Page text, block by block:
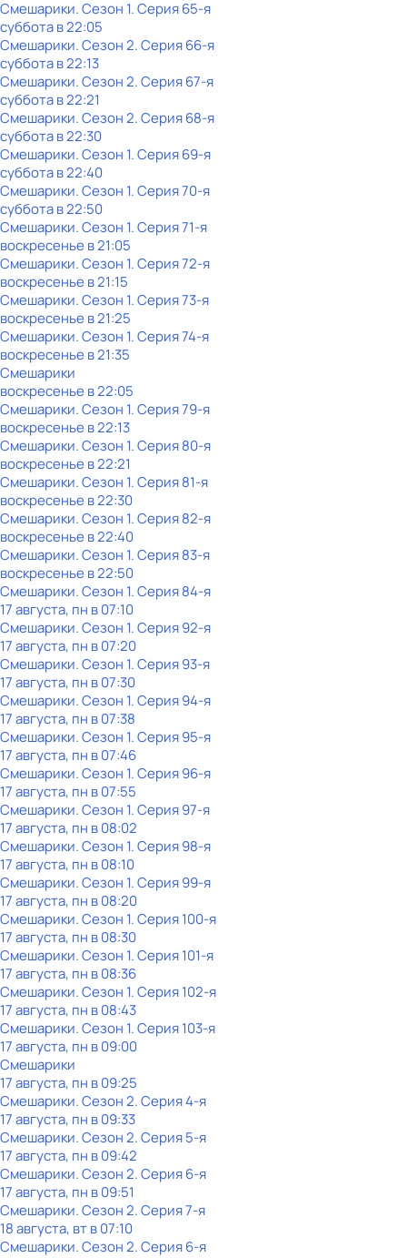
Смешарики. Сезон 1. Серия 65-я
субботав22:05
Смешарики. Сезон 2. Серия 66-я
субботав22:13
Смешарики. Сезон 2. Серия 67-я
субботав22:21
Смешарики. Сезон 2. Серия 68-я
субботав22:30
Смешарики. Сезон 1. Серия 69-я
субботав22:40
Смешарики. Сезон 1. Серия 70-я
субботав22:50
Смешарики. Сезон 1. Серия 71-я
воскресенье в21:05
Смешарики. Сезон 1. Серия 72-я
воскресенье в21:15
Смешарики. Сезон 1. Серия 73-я
воскресенье в21:25
Смешарики. Сезон 1. Серия 74-я
воскресенье в21:35
Смешарики
воскресенье в22:05
Смешарики. Сезон 1. Серия 79-я
воскресенье в22:13
Смешарики. Сезон 1. Серия 80-я
воскресенье в22:21
Смешарики. Сезон 1. Серия 81-я
воскресенье в22:30
Смешарики. Сезон 1. Серия 82-я
воскресенье в22:40
Смешарики. Сезон 1. Серия 83-я
воскресенье в22:50
Смешарики. Сезон 1. Серия 84-я
17 августа, пн в 07:10
Смешарики. Сезон 1. Серия 92-я
17 августа, пн в 07:20
Смешарики. Сезон 1. Серия 93-я
17 августа, пн в 07:30
Смешарики. Сезон 1. Серия 94-я
17 августа, пн в 07:38
Смешарики. Сезон 1. Серия 95-я
17 августа, пн в 07:46
Смешарики. Сезон 1. Серия 96-я
17 августа, пн в 07:55
Смешарики. Сезон 1. Серия 97-я
17 августа, пн в 08:02
Смешарики. Сезон 1. Серия 98-я
17 августа, пн в 08:10
Смешарики. Сезон 1. Серия 99-я
17 августа, пн в 08:20
Смешарики. Сезон 1. Серия 100-я
17 августа, пн в 08:30
Смешарики. Сезон 1. Серия 101-я
17 августа, пн в 08:36
Смешарики. Сезон 1. Серия 102-я
17 августа, пн в 08:43
Смешарики. Сезон 1. Серия 103-я
17 августа, пн в 09:00
Смешарики
17 августа, пн в 09:25
Смешарики. Сезон 2. Серия 4-я
17 августа, пн в 09:33
Смешарики. Сезон 2. Серия 5-я
17 августа, пн в 09:42
Смешарики. Сезон 2. Серия 6-я
17 августа, пн в 09:51
Смешарики. Сезон 2. Серия 7-я
18 августа, вт в 07:10
Смешарики. Сезон 2. Серия 6-я